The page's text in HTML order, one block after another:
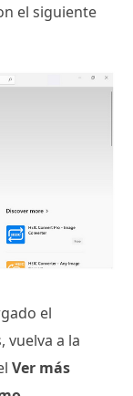
el siguiente
el
vuelva a la
Ver más